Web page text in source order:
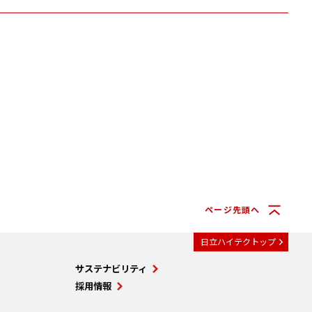
ページ先頭へ
日立ハイテクトップ
サステナビリティ
採用情報